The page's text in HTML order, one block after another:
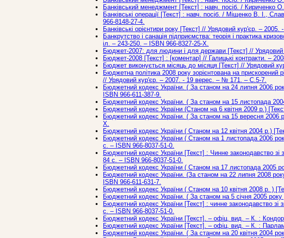
Банківський менеджмент [Текст] : навч. посіб. /
Банківські операції [Текст] : навч. посіб. / Міщенко В. І.,
966-8148-27-4.
Банківські орієнтири року [Текст] // Урядовий кур'єр. –
Банкрутство і санація підприємства: теорія і практика
іл. – 243-250. – ISBN 966-8327-25-Х.
Бюджет-2007: для людини і для держави [Текст] //
Бюджет-2008 [Текст] : [коментар] // Галицькі контракти. –
Бюджет виконується місяць до місяця [Текст] // Урядовий
Бюджетна політика 2008 року зорієнтована на прискорений
// Урядовий кур'єр. – 2007. - 19 верес. – № 171. – С.5-7.
Бюджетний кодекс України. ( За станом на 24 липня 2006
ISBN 966-611-387-9.
Бюджетний кодекс України. ( За станом на 15 листопада
Бюджетний кодекс України (Станом на 6 квітня 2009 р.)
Бюджетний кодекс України. ( За станом на 15 вересня
Х.
Бюджетний кодекс України ( Станом на 12 квітня 2004 р.)
Бюджетний кодекс України ( Станом на 1 листопада 2006
с. – ISBN 966-8037-51-0.
Бюджетний кодекс України [Текст] : Чинне законодавство
84 с. – ISBN 966-8037-51-0.
Бюджетний кодекс України ( Станом на 17 листопада 2005
Бюджетний кодекс України. (За станом на 22 липня 2008
ISBN 966-611-631-7.
Бюджетний кодекс України ( Станом на 10 квітня 2008 р. )
Бюджетний кодекс України. ( За станом на 5 січня 2005
Бюджетний кодекс України [Текст] : чинне законодавство
с. – ISBN 966-8037-51-0.
Бюджетний кодекс України [Текст]. – офіц. вид. – К. :
Бюджетний кодекс України [Текст]. – офіц. вид. – К. :
Бюджетний кодекс України. ( За станом на 20 квітня 2004